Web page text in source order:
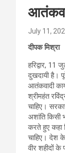
July 11,
दीपक मिश्रा
हरिद्वार,
दुखदायी है।
आतंकवादी
श्रीमहंत
चाहिए।
अशांति किसी
करते हुए कहा
चाहिए। देश
वीर शहीदों